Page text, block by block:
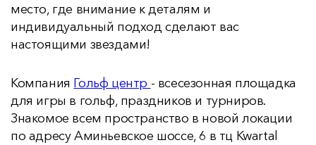
место, где внимание к деталям и
индивидуальный подход сделают вас
настоящими звездами!
Компания Гольф центр - всесезонная площадка
для игры в гольф, праздников и турниров.
Знакомое всем пространство в новой локации
по адресу Аминьевское шоссе, 6 в тц Kwartal